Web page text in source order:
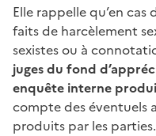
Elle rappelle qu’en
faits de harcèlement
sexistes ou à
juges du fond
enquête interne
compte des éventuels
produits par les parties.